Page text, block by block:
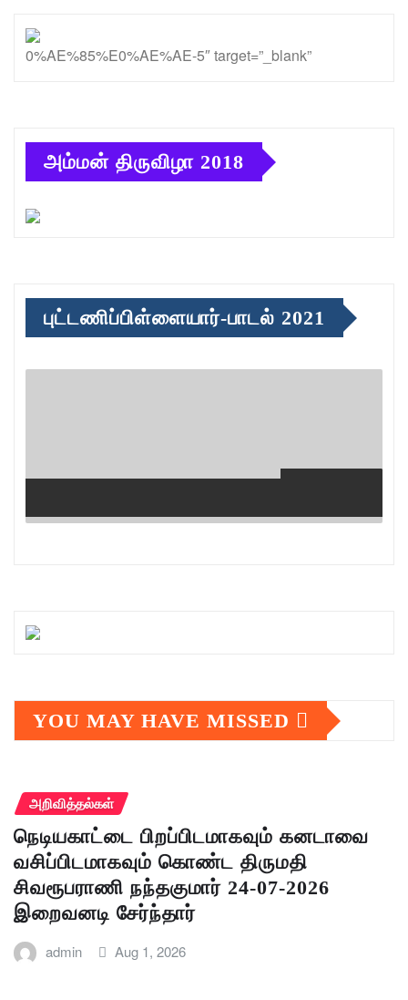
0%AE%85%E0%AE%AE-5″ target=”_blank”
அம்மன் திருவிழா 2018
புட்டணிப்பிள்ளையார்-பாடல் 2021
YOU MAY HAVE MISSED
அறிவித்தல்கள்
நெடியகாட்டை பிறப்பிடமாகவும் கனடாவை
வசிப்பிடமாகவும் கொண்ட திருமதி
சிவரூபராணி நந்தகுமார் 24-07-2026
இறைவனடி சேர்ந்தார்
admin Aug 1, 2026